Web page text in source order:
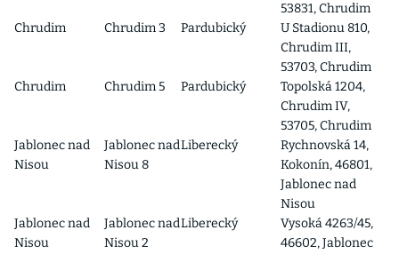
53831, Chrudim
Chrudim
Chrudim 3 Pardubický
U Stadionu 810,
Chrudim III,
53703, Chrudim
Chrudim
Chrudim 5 Pardubický
Topolská 1204,
Chrudim IV,
53705, Chrudim
Jablonec nad
Nisou
Jablonec nad
Nisou 8
Liberecký
Rychnovská 14,
Kokonín, 46801,
Jablonec nad
Nisou
Jablonec nad
Nisou
Jablonec nad
Nisou 2
Liberecký
Vysoká 4263/45,
46602, Jablonec